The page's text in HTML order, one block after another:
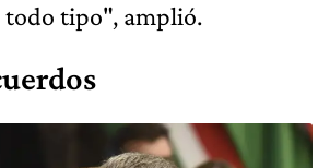
todo tipo", amplió.